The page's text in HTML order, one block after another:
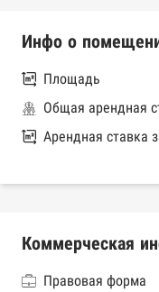
Инфо о
Площадь
Общая арендная
Арендная ставка
Коммерческая
Правовая форма